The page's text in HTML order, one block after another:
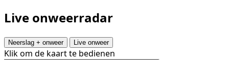
Live onweerradar
Neerslag + onweer Live onweer
Klik om de kaart te bedienen